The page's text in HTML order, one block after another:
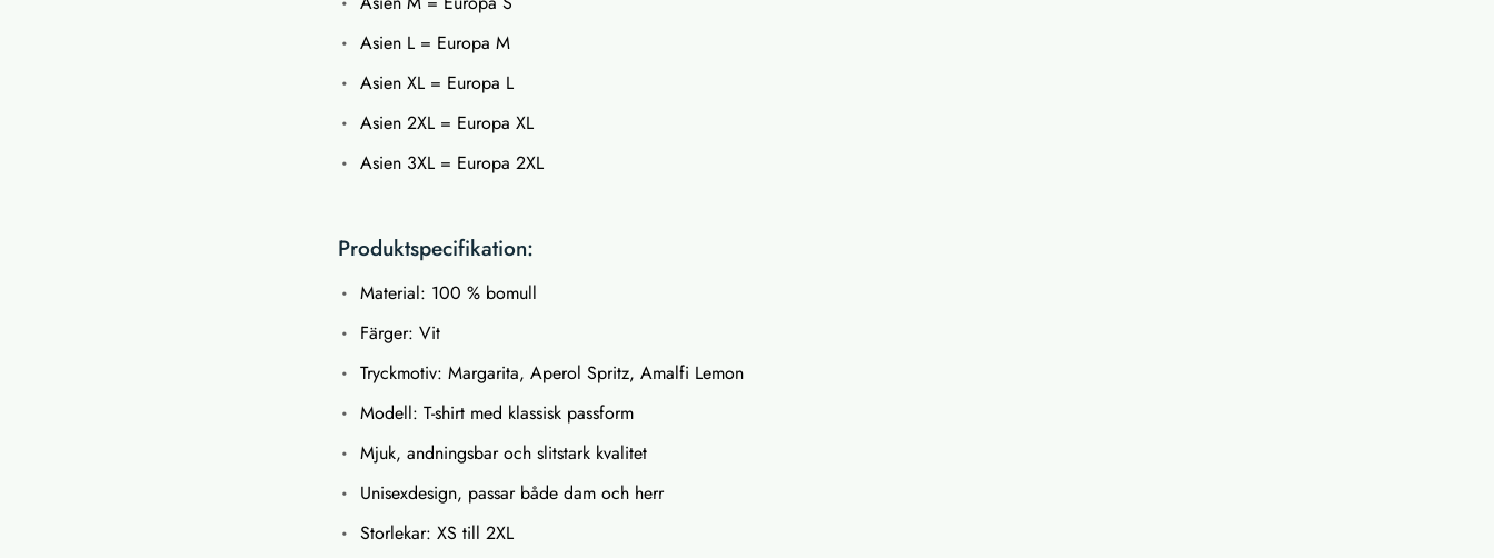
Asien L = Europa M
Asien XL = Europa L
Asien 2XL = Europa XL
Asien 3XL = Europa 2XL
Produktspecifikation:
Material: 100 % bomull
Färger: Vit
Tryckmotiv: Margarita, Aperol Spritz, Amalfi Lemon
Modell: T-shirt med klassisk passform
Mjuk, andningsbar och slitstark kvalitet
Unisexdesign, passar både dam och herr
Storlekar: XS till 2XL